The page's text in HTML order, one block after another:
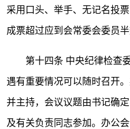
采用口头、举手、无记名投
成票超过应到会常委会委员半
第十四条 中央纪律检查
遇有重要情况可以随时召开
并主持，会议议题由书记确
及有关负责同志参加。办公